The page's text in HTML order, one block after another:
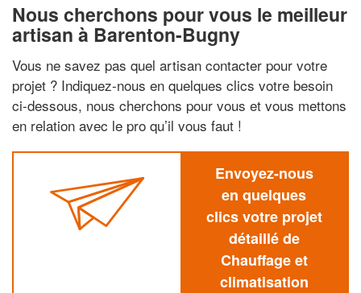
Nous cherchons pour vous le meilleur
artisan à Barenton-Bugny
Vous ne savez pas quel artisan contacter pour votre
projet ? Indiquez-nous en quelques clics votre besoin
ci-dessous, nous cherchons pour vous et vous mettons
en relation avec le pro qu’il vous faut !
Envoyez-nous
en quelques
clics votre projet
détaillé de
Chauffage et
climatisation